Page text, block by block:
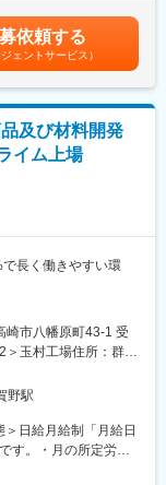
産、販売に取り組
を提供するため、素
条としています。
どの電子機器や、
報インフラ・産業
ています。
的に決定いたしま
。賃金はあくまでも
能性があります。月
依頼する
ジェントサービス）
及び材料開発
イム上場
で長く働きやすい環
していただきます。
磁性メタル材料の開
し、将来を見据えた
崎市八幡原町43-1 受
＞玉村工場住所：群馬
内全面禁煙変更の範
む）
野駅
日給月給制「月給日
す。・月の所定労働